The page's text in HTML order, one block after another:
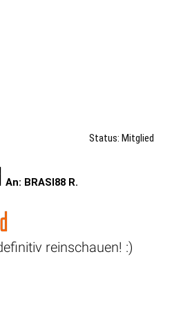
Status: Mitglied
An: BRASI88 R.
reinschauen! :)